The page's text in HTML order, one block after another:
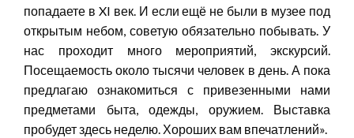
попадаете в XI век. И если ещё не были в музее под
открытым небом, советую обязательно побывать. У
нас проходит много мероприятий, экскурсий.
Посещаемость около тысячи человек в день. А пока
предлагаю ознакомиться с привезенными нами
предметами быта, одежды, оружием. Выставка
пробудет здесь неделю. Хороших вам впечатлений».